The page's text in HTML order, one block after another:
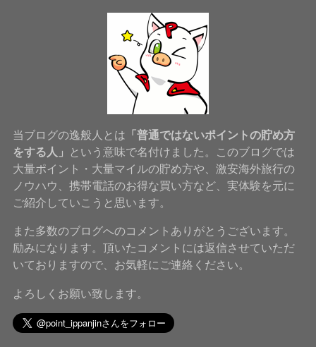
当ブログの逸般人とは 「普通ではないポイントの貯め方
をする人」
という意味で名付けました。このブログでは
大量ポイント・大量マイルの貯め方や、激安海外旅行の
ノウハウ、携帯電話のお得な買い方など、実体験を元に
ご紹介していこうと思います。
また多数のブログへのコメントありがとうございます。
励みになります。頂いたコメントには返信させていただ
いておりますので、お気軽にご連絡ください。
よろしくお願い致します。